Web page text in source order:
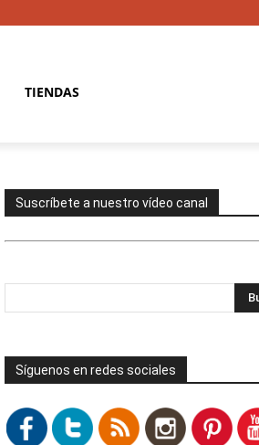
TIENDAS
Suscríbete a nuestro vídeo canal
Síguenos en redes sociales